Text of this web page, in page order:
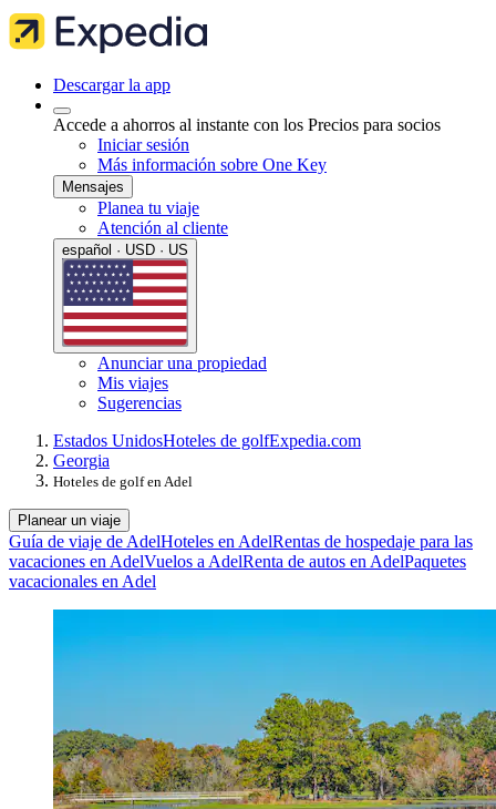
Descargar la app
Accede a ahorros al instante con los Precios para socios
Iniciar sesión
Más información sobre One Key
Mensajes
Planea tu viaje
Atención al cliente
español · USD · US
Anunciar una propiedad
Mis viajes
Sugerencias
Estados UnidosHoteles de golfExpedia.com
Georgia
Hoteles de golf en Adel
Planear un viaje
Guía de viaje de AdelHoteles en AdelRentas de hospedaje para las
vacaciones en AdelVuelos a AdelRenta de autos en AdelPaquetes
vacacionales en Adel